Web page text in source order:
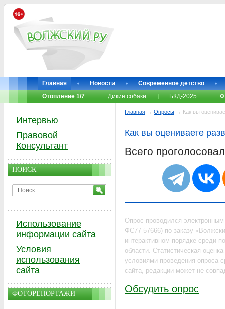
Главная Новости
Современное детство
Отопление 1/7
Дикие собаки БКД-2025
Главная → Опросы → Как вы
Как вы оцениваете
Всего
Опрос проводился
ФС77-57666) по заказу
интерактивном порядке среди
области. Статистическая
условиями проведения опроса
сайта, редакции может не
Обсудить опрос
Интервью
Правовой
Консультант
ПОИСК
Использование
информации сайта
Условия
использования
сайта
ФОТОРЕПОРТАЖИ